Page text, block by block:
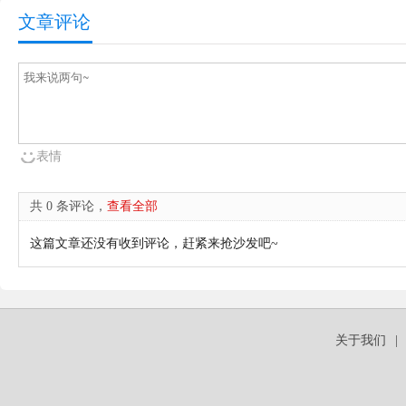
文章评论
表情
共 0 条评论， 查看全部
这篇文章还没有收到评论，赶紧来抢沙发吧~
关于我们